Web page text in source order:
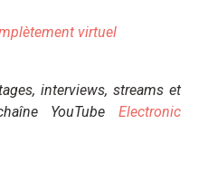
virtuel
interviews, streams et
YouTube Electronic